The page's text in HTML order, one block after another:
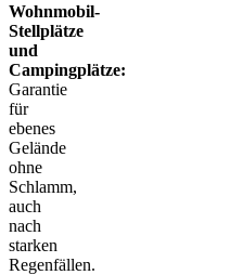
Wohnmobil-
Stellplätze
und
Campingplätze:
Garantie
für
ebenes
Gelände
ohne
Schlamm,
auch
nach
starken
Regenfällen.